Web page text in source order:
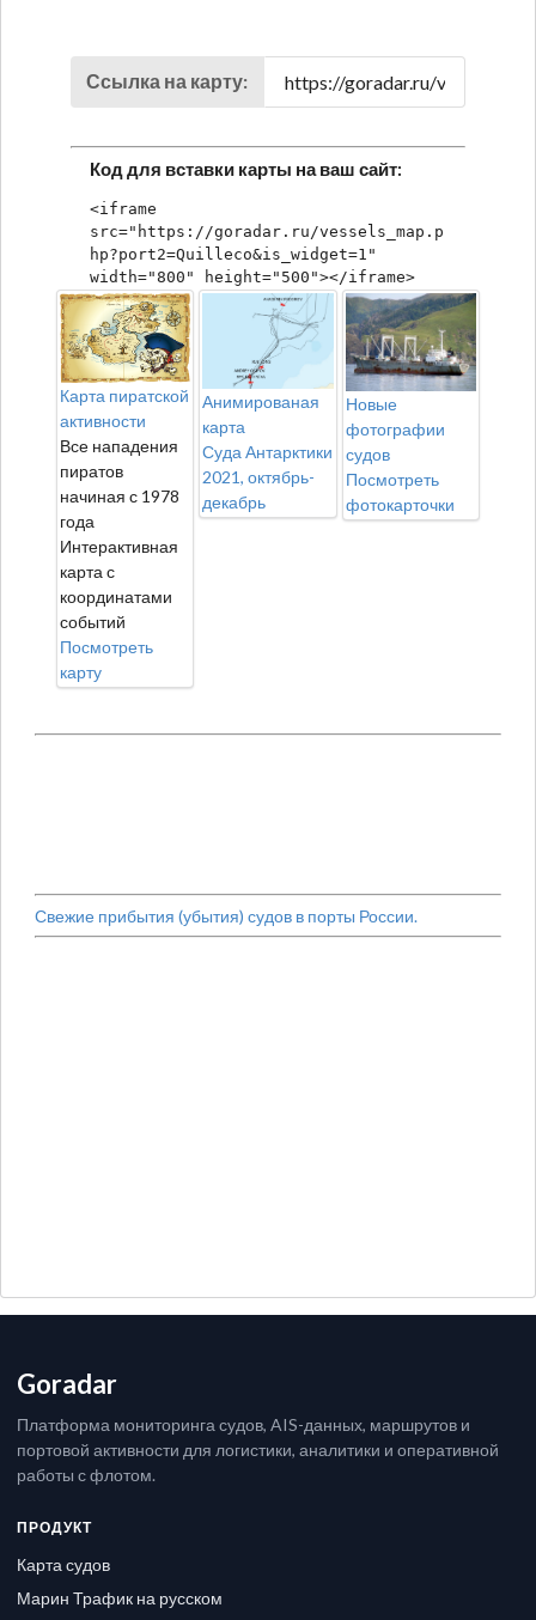
Ссылка на карту:
Код для вставки карты на ваш сайт:
<iframe
src="https://goradar.ru/vessels_map.p
hp?port2=Quilleco&is_widget=1"
width="800" height="500"></iframe>
Карта пиратской
активности
Все нападения
пиратов
начиная с 1978
года
Интерактивная
карта с
координатами
событий
Посмотреть
карту
Анимированая
карта
Суда Антарктики
2021, октябрь-
декабрь
Новые
фотографии
судов
Посмотреть
фотокарточки
Свежие прибытия (убытия) судов в порты России.
Goradar
Платформа мониторинга судов, AIS-данных, маршрутов и
портовой активности для логистики, аналитики и оперативной
работы с флотом.
ПРОДУКТ
Карта судов
Марин Трафик на русском